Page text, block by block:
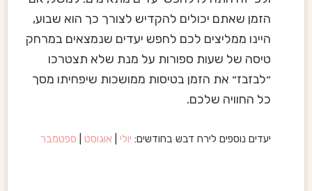
הזמן שאתם יכולים להקדיש לצורך כך הוא שבוע,
היינו ממליצים לכם לחפש יעדים שנמצאים במרחק
טיסה של שעות ספורות על מנת שלא תצטרכו
״לבזבז״ את הזמן בטיסות ממושכות שיפחיתו מסך
כל החוויה שלכם.
יעדים נוספים לירח דבש בחודשים: יולי אוגוסט ספטמבר